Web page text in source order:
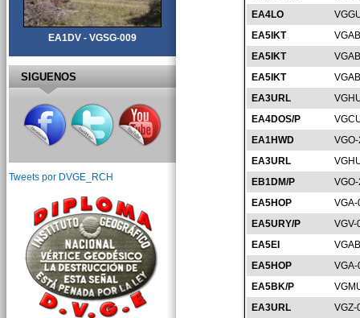
EA4LO
EA5IKT
EA5IKT
EA5IKT
EA3URL
EA4DOS/P
EA1HWD
EA3URL
EB1DM/P
EA5HOP
EA5URY/P
VGV-
EA5EI
EA5HOP
EA5BK/P
EA3URL
VGZ-
EA1DV - VGSG-009
SIGUENOS
Tweets por DVGE_RCH